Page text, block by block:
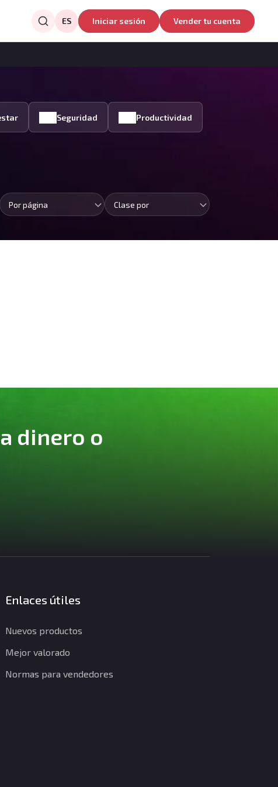
ES Iniciar sesión Vender tu cuenta
Seguridad Productividad
Por página Clase por
dinero o
Enlaces útiles
Nuevos productos
Mejor valorado
Normas para vendedores